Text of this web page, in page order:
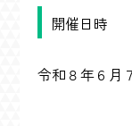
開催日時
令和８年６月